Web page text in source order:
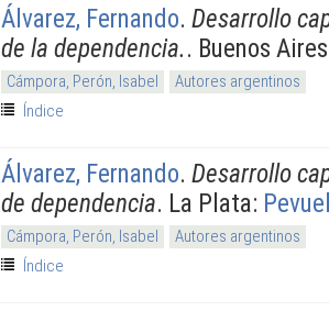
Álvarez, Fernando. Desarrollo
de la dependencia.. Buenos
Cámpora, Perón, Isabel
Autores argentinos
Índice
Álvarez, Fernando. Desarrollo
de dependencia. La Plata:
Cámpora, Perón, Isabel
Autores argentinos
Índice